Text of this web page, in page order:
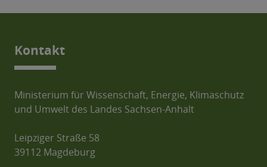
Kontakt
Ministerium für Wissenschaft, Energie, Klimaschutz
und Umwelt des Landes Sachsen-Anhalt
Leipziger Straße 58
39112 Magdeburg